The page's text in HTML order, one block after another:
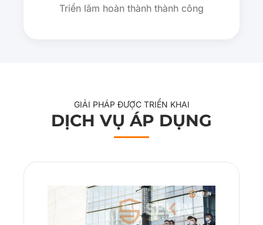
Triển lãm hoàn thành thành công
GIẢI PHÁP ĐƯỢC TRIỂN KHAI
DỊCH VỤ ÁP DỤNG